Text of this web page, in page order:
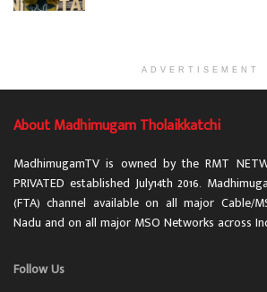
ADVERTISEMENT
About Madhimugam Tholaikkatchi
MadhimugamTV is owned by the RMT
PRIVATED established July14th 2016.
(FTA) channel available on all major Cable/
Nadu and on all major MSO Networks across
Follow Us